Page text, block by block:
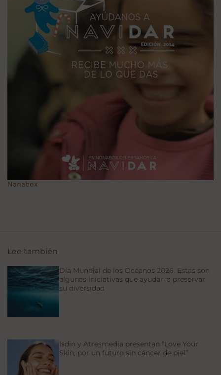
Nonabox
Lee también
Día Mundial de los Océanos 2026. Estas son
algunas iniciativas que ayudan a preservar
su diversidad
Isdin y Atresmedia presentan “Love Your
Skin, por un futuro sin cáncer de piel”